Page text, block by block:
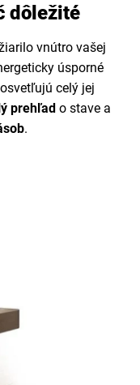
dôležité
vnútro vašej
úsporné
celý jej
prehľad o stave a
.